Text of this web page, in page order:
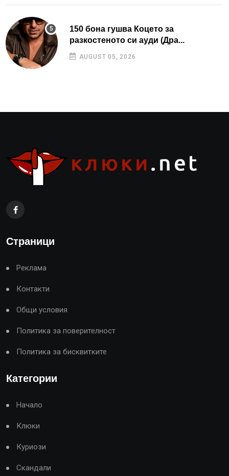
150 бона гушва Коцето за
разкостеното си ауди (Дра...
AUGUST 05, 2026
Страници
Реклама
Контакти
Общи условия
Политика за поверителност
Политика за бисквитките
Категории
Начало
Клюки
Куриози
Скандали